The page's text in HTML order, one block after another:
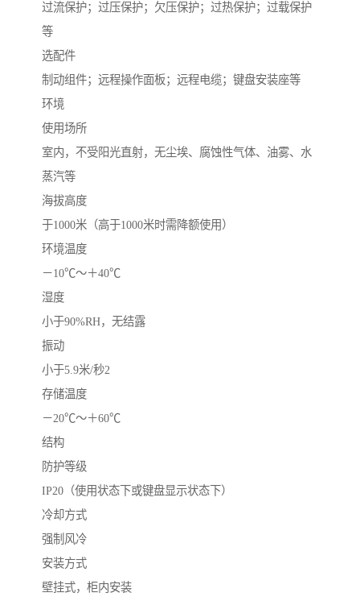
过流保护；过压保护；欠压保护；过热保护；过载保护
等
选配件
制动组件；远程操作面板；远程电缆；键盘安装座等
环境
使用场所
室内，不受阳光直射，无尘埃、腐蚀性气体、油雾、水
蒸汽等
海拔高度
于1000米（高于1000米时需降额使用）
环境温度
－10℃～＋40℃
湿度
小于90%RH，无结露
振动
小于5.9米/秒2
存储温度
－20℃～＋60℃
结构
防护等级
IP20（使用状态下或键盘显示状态下）
冷却方式
强制风冷
安装方式
壁挂式，柜内安装